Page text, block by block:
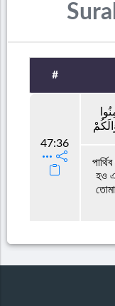
#
47:36
হও